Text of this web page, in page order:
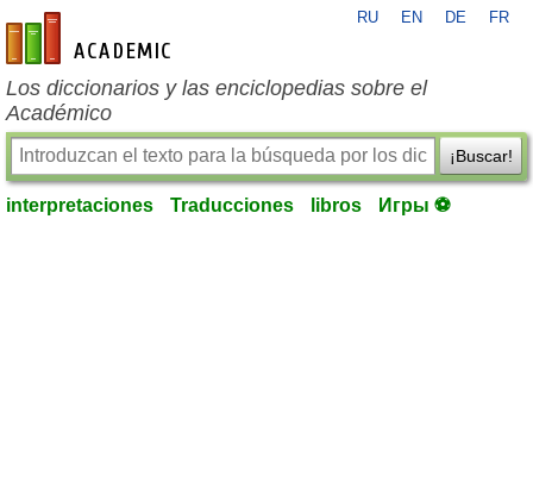
es-academic.com
RU EN DE FR
Los diccionarios y las enciclopedias sobre el
Académico
¡Buscar!
interpretaciones Traducciones libros Игры ⚽